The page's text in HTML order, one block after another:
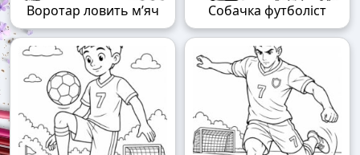
Воротар ловить м’яч Собачка футболіст